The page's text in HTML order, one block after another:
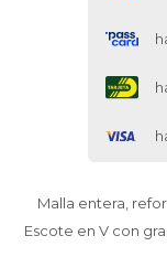
Malla entera,
Escote en V con